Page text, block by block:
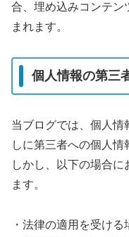
合、埋め込みコンテン
まれます。
個人情報の第三
当ブログでは、個人情
しに第三者への個人情
しかし、以下の場合
ます。
・法律の適用を受ける